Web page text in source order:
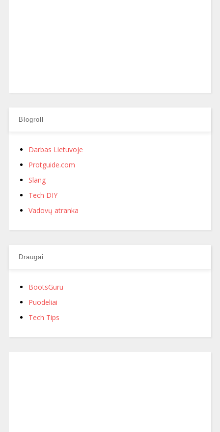
Blogroll
Darbas Lietuvoje
Protguide.com
Slang
Tech DIY
Vadovų atranka
Draugai
BootsGuru
Puodeliai
Tech Tips